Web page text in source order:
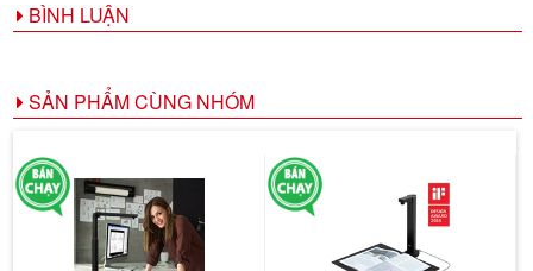
BÌNH LUẬN
SẢN PHẨM CÙNG NHÓM